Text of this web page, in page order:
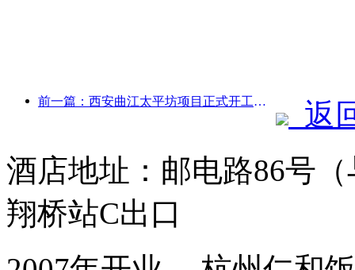
前一篇：西安曲江太平坊项目正式开工，总建面13.7万方
返
酒店地址：邮电路86号
翔桥站C出口